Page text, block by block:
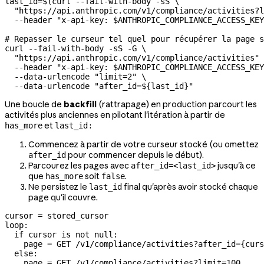
"https://api.anthropic.com/v1/compliance/
  --header
"x-api-key: $ANTHROPIC_COMPLIANCE_ACCESS_KEY
# Repasser le curseur tel quel pour récupérer la page
curl
--fail-with-body -sS -G \
  "https://api.anthropic.com/v1/compliance/activities"
  --header
"x-api-key: $ANTHROPIC_COMPLIANCE_ACCESS_KEY
  --data-urlencode
"limit=2" \
  --data-urlencode
"after_id=${last_id}"
Une boucle de backfill (rattrapage) en production parcourt les
activités plus anciennes en pilotant l'itération à partir de
has_moreet last_id:
Commencez à partir de votre curseur stocké (ou omettez
after_idpour commencer depuis le début).
Parcourez les pages avec after_id=<last_id>jusqu'à ce
que has_moresoit false.
Ne persistez le last_idfinal qu'après avoir stocké chaque
page qu'il couvre.
cursor = stored_cursor
loop:
  if cursor is not null:
page = GET /v1/compliance/
  else: